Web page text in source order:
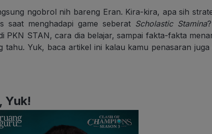
ngobrol nih bareng Eran. Kira-kira, apa sih
saat menghadapi game seberat Scholastic Stamina
PKN STAN, cara dia belajar, sampai fakta-fakta
tahu. Yuk, baca artikel ini kalau kamu penasaran juga
Yuk!